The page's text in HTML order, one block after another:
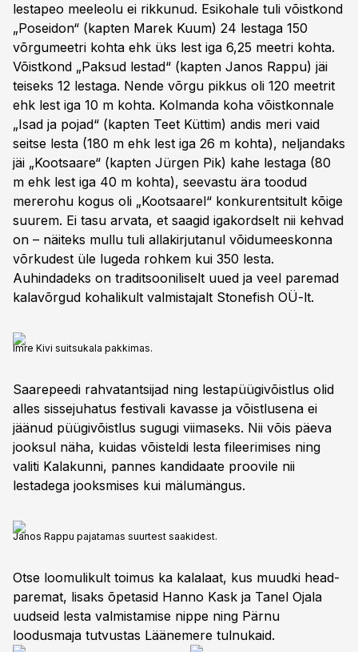
lestapeo meeleolu ei rikkunud. Esikohale tuli võistkond
„Poseidon“ (kapten Marek Kuum) 24 lestaga 150
võrgumeetri kohta ehk üks lest iga 6,25 meetri kohta.
Võistkond „Paksud lestad“ (kapten Janos Rappu) jäi
teiseks 12 lestaga. Nende võrgu pikkus oli 120 meetrit
ehk lest iga 10 m kohta. Kolmanda koha võistkonnale
„Isad ja pojad“ (kapten Teet Küttim) andis meri vaid
seitse lesta (180 m ehk lest iga 26 m kohta), neljandaks
jäi „Kootsaare“ (kapten Jürgen Pik) kahe lestaga (80
m ehk lest iga 40 m kohta), seevastu ära toodud
mererohu kogus oli „Kootsaarel“ konkurentsitult kõige
suurem. Ei tasu arvata, et saagid igakordselt nii kehvad
on – näiteks mullu tuli allakirjutanul võidumeeskonna
võrkudest üle lugeda rohkem kui 350 lesta.
Auhindadeks on traditsooniliselt uued ja veel paremad
kalavõrgud kohalikult valmistajalt Stonefish OÜ-lt.
Imre Kivi suitsukala pakkimas.
Saarepeedi rahvatantsijad ning lestapüügivõistlus olid
alles sissejuhatus festivali kavasse ja võistlusena ei
jäänud püügivõistlus sugugi viimaseks. Nii võis päeva
jooksul näha, kuidas võisteldi lesta fileerimises ning
valiti Kalakunni, pannes kandidaate proovile nii
lestadega jooksmises kui mälumängus.
Janos Rappu pajatamas suurtest saakidest.
Otse loomulikult toimus ka kalalaat, kus muudki head-
paremat, lisaks õpetasid Hanno Kask ja Tanel Ojala
uudseid lesta valmistamise nippe ning Pärnu
loodusmaja tutvustas Läänemere tulnukaid.